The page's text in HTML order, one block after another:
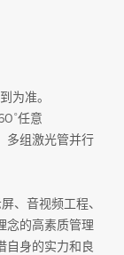
为准。
任意
多组激光管并行
、音视频工程、
念的高素质管理
自身的实力和良